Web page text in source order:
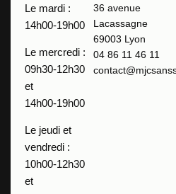
Le mardi :
14h00-19h00
Le mercredi :
09h30-12h30
et
14h00-19h00
Le jeudi et
vendredi :
10h00-12h30
et
36 avenue
Lacassagne
69003 Lyon
04 86 11 46 11